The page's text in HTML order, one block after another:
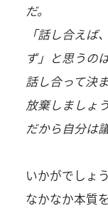
だ。
「話し合え
ず」と思うの
話し合って決
放棄しましょ
だから自分は
いかがでしょ
なかなか本質